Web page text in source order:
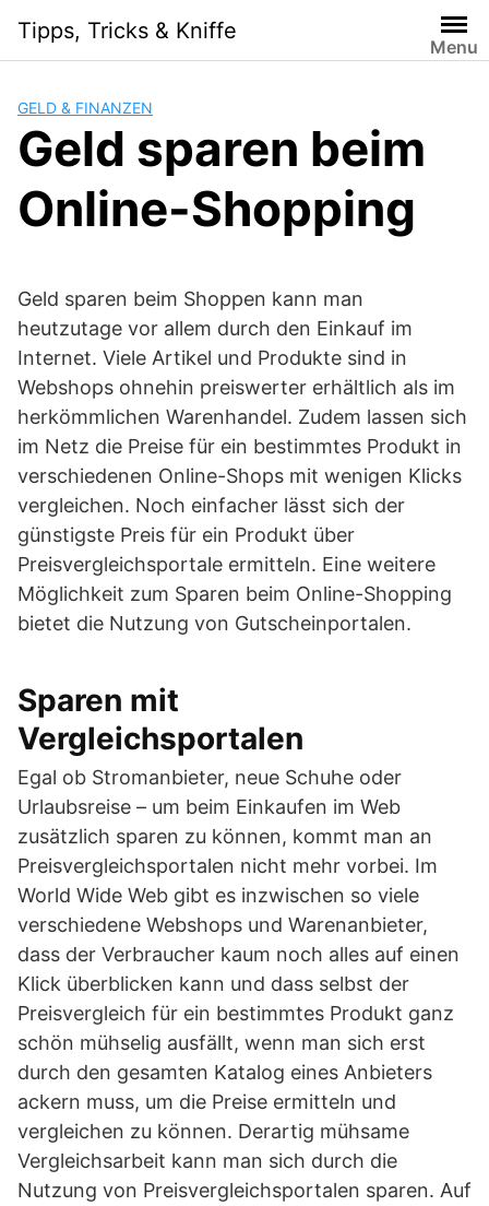
content
Tipps, Tricks & Kniffe
Menu
GELD & FINANZEN
Geld sparen beim
Online-Shopping
Geld sparen beim Shoppen kann man
heutzutage vor allem durch den Einkauf im
Internet. Viele Artikel und Produkte sind in
Webshops ohnehin preiswerter erhältlich als im
herkömmlichen Warenhandel. Zudem lassen sich
im Netz die Preise für ein bestimmtes Produkt in
verschiedenen Online-Shops mit wenigen Klicks
vergleichen. Noch einfacher lässt sich der
günstigste Preis für ein Produkt über
Preisvergleichsportale ermitteln. Eine weitere
Möglichkeit zum Sparen beim Online-Shopping
bietet die Nutzung von Gutscheinportalen.
Sparen mit
Vergleichsportalen
Egal ob Stromanbieter, neue Schuhe oder
Urlaubsreise – um beim Einkaufen im Web
zusätzlich sparen zu können, kommt man an
Preisvergleichsportalen nicht mehr vorbei. Im
World Wide Web gibt es inzwischen so viele
verschiedene Webshops und Warenanbieter,
dass der Verbraucher kaum noch alles auf einen
Klick überblicken kann und dass selbst der
Preisvergleich für ein bestimmtes Produkt ganz
schön mühselig ausfällt, wenn man sich erst
durch den gesamten Katalog eines Anbieters
ackern muss, um die Preise ermitteln und
vergleichen zu können. Derartig mühsame
Vergleichsarbeit kann man sich durch die
Nutzung von Preisvergleichsportalen sparen. Auf